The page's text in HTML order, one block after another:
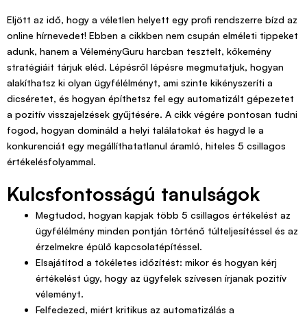
Eljött az idő, hogy a véletlen helyett egy profi rendszerre bízd az
online hírnevedet! Ebben a cikkben nem csupán elméleti tippeket
adunk, hanem a VéleményGuru harcban tesztelt, kőkemény
stratégiáit tárjuk eléd. Lépésről lépésre megmutatjuk, hogyan
alakíthatsz ki olyan ügyfélélményt, ami szinte kikényszeríti a
dicséretet, és hogyan építhetsz fel egy automatizált gépezetet
a pozitív visszajelzések gyűjtésére. A cikk végére pontosan tudni
fogod, hogyan domináld a helyi találatokat és hagyd le a
konkurenciát egy megállíthatatlanul áramló, hiteles 5 csillagos
értékelésfolyammal.
Kulcsfontosságú tanulságok
Megtudod, hogyan kapjak több 5 csillagos értékelést az
ügyfélélmény minden pontján történő túlteljesítéssel és az
érzelmekre épülő kapcsolatépítéssel.
Elsajátítod a tökéletes időzítést: mikor és hogyan kérj
értékelést úgy, hogy az ügyfelek szívesen írjanak pozitív
véleményt.
Felfedezed, miért kritikus az automatizálás a